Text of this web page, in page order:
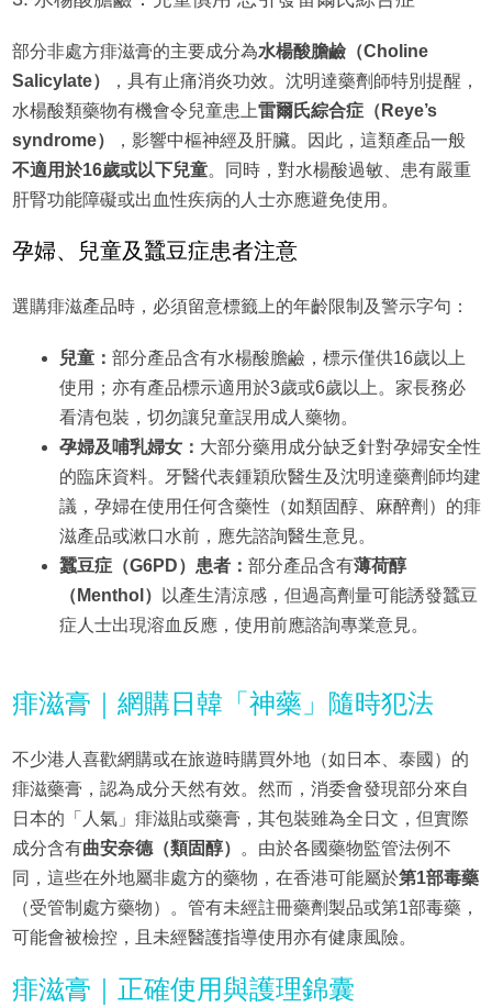
部分非處方痱滋膏的主要成分為水楊酸膽鹼（Choline
Salicylate）
，具有止痛消炎功效。沈明達藥劑師特別提醒，
水楊酸類藥物有機會令兒童患上雷爾氏綜合症（Reye’s
syndrome）
，影響中樞神經及肝臟。因此，這類產品一般
不適用於16歲或以下兒童。同時，對水楊酸過敏、患有嚴重
肝腎功能障礙或出血性疾病的人士亦應避免使用。
孕婦、兒童及蠶豆症患者注意
選購痱滋產品時，必須留意標籤上的年齡限制及警示字句：
兒童： 部分產品含有水楊酸膽鹼，標示僅供16歲以上
使用；亦有產品標示適用於3歲或6歲以上。家長務必
看清包裝，切勿讓兒童誤用成人藥物。
孕婦及哺乳婦女： 大部分藥用成分缺乏針對孕婦安全性
的臨床資料。牙醫代表鍾穎欣醫生及沈明達藥劑師均建
議，孕婦在使用任何含藥性（如類固醇、麻醉劑）的痱
滋產品或漱口水前，應先諮詢醫生意見。
蠶豆症（G6PD）患者： 部分產品含有薄荷醇
（Menthol）
以產生清涼感，但過高劑量可能誘發蠶豆
症人士出現溶血反應，使用前應諮詢專業意見。
痱滋膏｜網購日韓「神藥」隨時犯法
不少港人喜歡網購或在旅遊時購買外地（如日本、泰國）的
痱滋藥膏，認為成分天然有效。然而，消委會發現部分來自
日本的「人氣」痱滋貼或藥膏，其包裝雖為全日文，但實際
成分含有曲安奈德（類固醇）
。由於各國藥物監管法例不
同，這些在外地屬非處方的藥物，在香港可能屬於第1部毒藥
（受管制處方藥物）。管有未經註冊藥劑製品或第1部毒藥，
可能會被檢控，且未經醫護指導使用亦有健康風險。
痱滋膏｜正確使用與護理錦囊